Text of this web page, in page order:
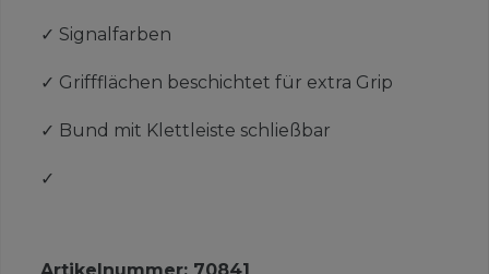
✓ Signalfarben
✓ Griffflächen beschichtet für extra Grip
✓ Bund mit Klettleiste schließbar
✓